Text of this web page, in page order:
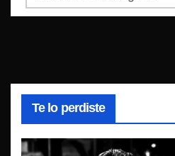
Te lo perdiste